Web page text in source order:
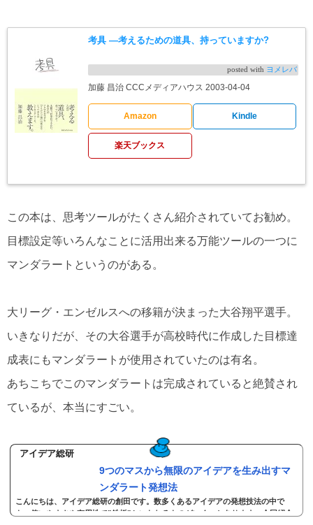
考具 ―考えるための道具、持っていますか?
posted with ヨメレバ
加藤 昌治 CCCメディアハウス 2003-04-04
Amazon Kindle
楽天ブックス
この本は、思考ツールがたくさん紹介されていてお勧め。
目標設定等いろんなことに活用出来る万能ツールの一つに
マンダラートというのがある。
大リーグ・エンゼルスへの移籍が決まった大谷翔平選手。
いきなりだが、その大谷選手が高校時代に作成した目標達
成表にもマンダラートが使用されていたのは有名。
あちこちでこのマンダラートは完成されていると絶賛され
ているが、本当にすごい。
アイデア総研
9つのマスから無限のアイデアを生み出すマ
ンダラート発想法
こんにちは、アイデア総研の創田です。数多くあるアイデアの発想技法の中で
も、使いやすさや有用性で”鉄板”といわれるものがいくつかあります。今回紹介